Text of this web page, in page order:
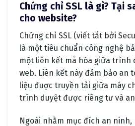
Chứng chỉ SSL là gì? Tại
cho website?
Chứng chỉ SSL (viết tắt bởi
là một tiêu chuẩn công nghệ
một liên kết mã hóa giữa trình
web. Liên kết này đảm bảo an
liệu đuợc truyền tải giữa máy
trình duyệt được riêng tư và
Ngoài nhằm mục đích an